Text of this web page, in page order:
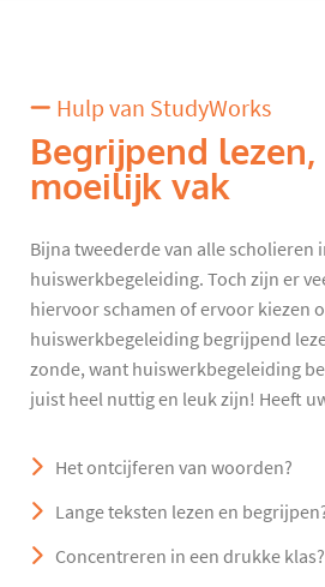
Hulp van StudyWorks
Begrijpend lezen,
moeilijk vak
Bijna tweederde van alle scholieren
huiswerkbegeleiding. Toch zijn er
hiervoor schamen of ervoor kiezen
huiswerkbegeleiding begrijpend
zonde, want huiswerkbegeleiding
juist heel nuttig en leuk zijn! Heeft
Het ontcijferen van woorden?
Lange teksten lezen en
Concentreren in een drukke klas?